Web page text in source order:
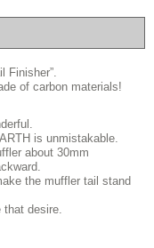
Finisher”.
of carbon materials!
is unmistakable.
about 30mm
the muffler tail stand
that desire.